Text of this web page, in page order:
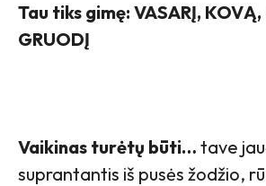
Tau tiks gimę: VASARĮ, KOVĄ,
GRUODĮ
Vaikinas turėtų būti… tave
suprantantis iš pusės žodžio,